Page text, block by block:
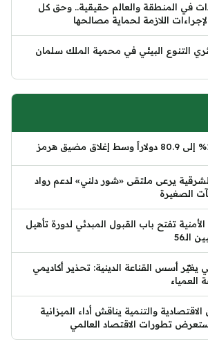
في المنطقة والعالم حقيقية.. وحق كل
اللازمة لحماية مصالحها
التنوع البيئي في محمية الملك سلمان
يرعى ملتقى «شور دلني» لدعم رواد
الصغيرة
تفتح باب القبول المبدئي لدورة تأهيل
الـ56
يغيّر أسس القناعة الدينية: تحذير أكاديمي
العمياء
والتنمية يناقش أداء الميزانية
تطورات الاقتصاد العالمي